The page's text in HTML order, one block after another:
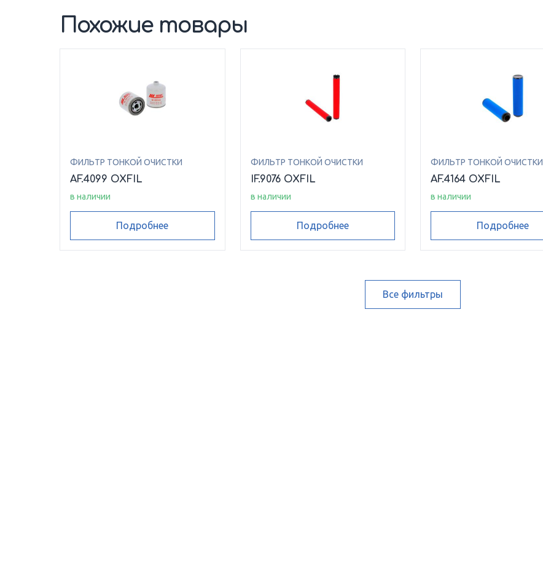
Похожие товары
ФИЛЬТР ТОНКОЙ ОЧИСТКИ
AF.4099 OXFIL
в наличии
Подробнее
ФИЛЬТР ТОНКОЙ ОЧИСТКИ
IF.9076 OXFIL
в наличии
Подробнее
ФИЛЬТР ТОНКОЙ ОЧИСТКИ
AF.4164 OXFIL
в наличии
Подробнее
Все фильтры